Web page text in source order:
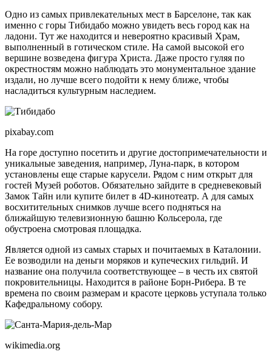
Одно из самых привлекательных мест в Барселоне, так как
именно с горы Тибидабо можно увидеть весь город как на
ладони. Тут же находится и невероятно красивый Храм,
выполненный в готическом стиле. На самой высокой его
вершине возведена фигура Христа. Даже просто гуляя по
окрестностям можно наблюдать это монументальное здание
издали, но лучше всего подойти к нему ближе, чтобы
насладиться культурным наследием.
pixabay.com
На горе доступно посетить и другие достопримечательности и
уникальные заведения, например, Луна-парк, в котором
установлены еще старые карусели. Рядом с ним открыт для
гостей Музей роботов. Обязательно зайдите в средневековый
Замок Тайн или купите билет в 4D-кинотеатр. А для самых
восхитительных снимков лучше всего подняться на
ближайшую телевизионную башню Кольсерола, где
обустроена смотровая площадка.
Является одной из самых старых и почитаемых в Каталонии.
Ее возводили на деньги моряков и купеческих гильдий. И
название она получила соответствующее – в честь их святой
покровительницы. Находится в районе Борн-Рибера. В те
времена по своим размерам и красоте церковь уступала только
Кафедральному собору.
wikimedia.org